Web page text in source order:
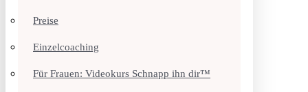
Preise
Einzelcoaching
Für Frauen: Videokurs Schnapp ihn dir™